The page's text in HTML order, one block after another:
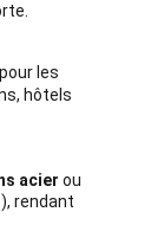
les
hôtels
acier ou
rendant